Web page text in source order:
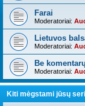
Farai
Moderatoriai:
Lietuvos
Moderatoriai:
Be komentarų
Moderatoriai:
Kiti mėgstami jūsų